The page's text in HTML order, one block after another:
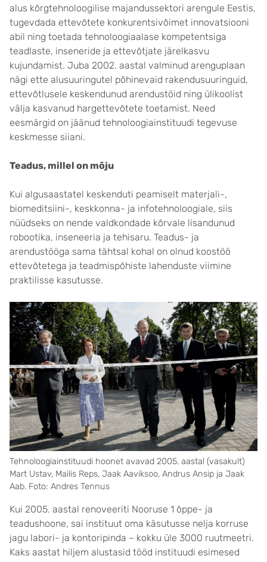
alus kõrgtehnoloogilise majandus­sektori arengule Eestis,
tugevdada ette­võtete konkurentsivõimet innovatsiooni
abil ning toetada tehnoloogiaalase kompe­tentsiga
teadlaste, inseneride ja ettevõtjate järelkasvu
kujundamist. Juba 2002. aastal valminud arengu­plaan
nägi ette alusuuringutel põhinevaid rakendusuuringuid,
ette­võtlu­sele keskendunud arendustöid ning ülikoolist
välja kasvanud harg­ette­võtete toetamist. Need
eesmärgid on jäänud tehnoloogiainstituudi tege­vuse
keskmesse siiani.
Teadus, millel on mõju
Kui algusaastatel keskenduti peamiselt materjali-,
biomeditsiini-, keskkonna- ja infotehnoloogiale, siis
nüüdseks on nende valdkondade kõrvale lisandunud
robootika, inseneeria ja tehisaru. Teadus- ja
arendustööga sama tähtsal kohal on olnud koostöö
ettevõtetega ja teadmispõhiste lahenduste viimine
praktilisse kasutusse.
Tehnoloogiainstituudi hoonet avavad 2005. aastal (vasakult)
Mart Ustav, Mailis Reps, Jaak Aaviksoo, Andrus Ansip ja Jaak
Aab. Foto: Andres Tennus
Kui 2005. aastal renoveeriti Nooruse 1 õppe- ja
teadushoone, sai instituut oma käsutusse nelja korruse
jagu labori- ja kontoripinda – kokku üle 3000 ruutmeetri.
Kaks aastat hiljem alustasid tööd instituudi esimesed